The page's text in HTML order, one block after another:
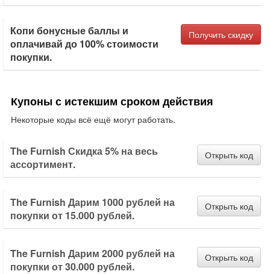
Копи бонусные баллы и
оплачивай до 100% стоимости
покупки.
Получить скидку
Купоны с истекшим сроком действия
Некоторые коды всё ещё могут работать.
The Furnish Скидка 5% на весь
ассортимент.
Открыть код
The Furnish Дарим 1000 рублей на
покупки от 15.000 рублей.
Открыть код
The Furnish Дарим 2000 рублей на
покупки от 30.000 рублей.
Открыть код